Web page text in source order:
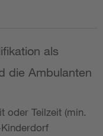
als
die Ambulanten
oder Teilzeit (min.